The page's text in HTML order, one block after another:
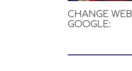
CHANGE
GOOGLE: